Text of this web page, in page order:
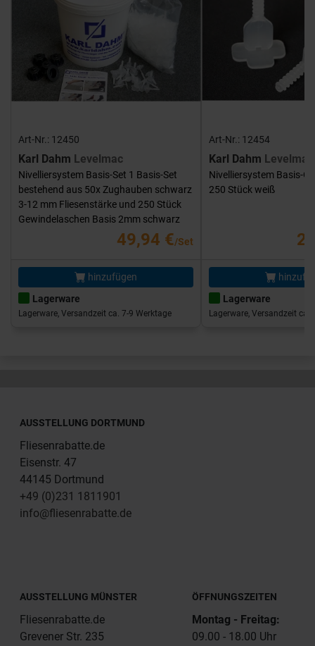
Art-Nr.: 12450
Karl Dahm Levelmac
Nivelliersystem Basis-Set 1 Basis-Set
bestehend aus 50x Zughauben schwarz
3-12 mm Fliesenstärke und 250 Stück
Gewindelaschen Basis 2mm schwarz
49,94 €/Set
hinzufügen
Lagerware
Lagerware, Versandzeit ca. 7-9 Werktage
Art-Nr.: 12454
Karl Dahm Levelmac
Nivelliersystem Basis-
250 Stück weiß
Lagerware
Lagerware, Versandzeit ca.
AUSSTELLUNG DORTMUND
Fliesenrabatte.de
Eisenstr. 47
44145 Dortmund
+49 (0)231 1811901
info@fliesenrabatte.de
AUSSTELLUNG MÜNSTER
Fliesenrabatte.de
Grevener Str. 235
ÖFFNUNGSZEITEN
Montag - Freitag:
09.00 - 18.00 Uhr